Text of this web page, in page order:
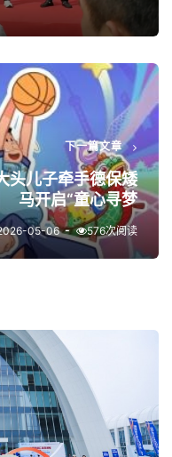
下一篇文章
头儿子牵手德保矮
马开启“童心寻梦
05-06 576次阅读